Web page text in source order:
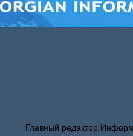
Главный редактор